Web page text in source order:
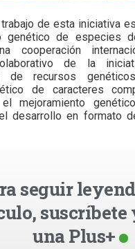
de esta iniciativa
genético de especies
cooperación
de la
de recursos
de caracteres
el mejoramiento
desarrollo en formato
seguir
suscríbete
una Plus+